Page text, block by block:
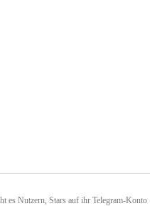
es Nutzern, Stars auf ihr Telegram-Konto